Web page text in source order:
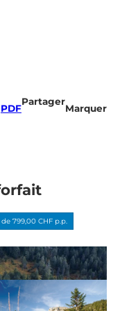
PDF
Partager
Marquer
799,00 CHF p.p.